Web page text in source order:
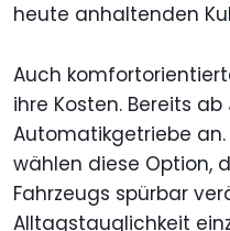
heute anhaltenden
Auch
ihre Kosten. Bereits
Automatikgetriebe an.
wählen diese Option,
Fahrzeugs spürbar
Alltagstauglichkeit